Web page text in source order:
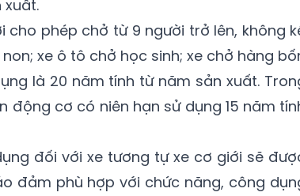
xuất.
phép chở từ 9 người trở lên, không
xe ô tô chở học sinh; xe chở hàng
là 20 năm tính từ năm sản xuất.
động cơ có niên hạn sử dụng 15 năm
đối với xe tương tự xe cơ giới sẽ
đảm phù hợp với chức năng, công